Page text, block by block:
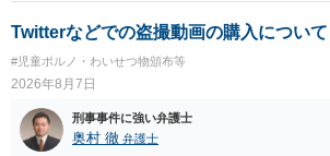
Twitterなどでの盗撮動画の購入について
#児童ポルノ・わいせつ物頒布等
2026年8月7日
刑事事件に強い弁護士
奥村 徹 弁護士